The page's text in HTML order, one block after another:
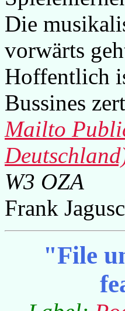
Die
vorwärts
Hoffentlich
Bussines
Mailto
W3 OZA
Frank
"File